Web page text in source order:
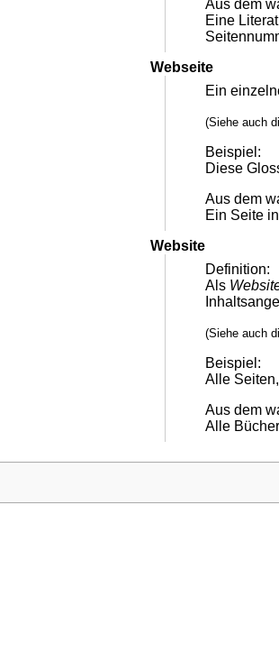
Aus dem
Eine
Webseite
Ein
(Siehe auch
Beispiel:
Diese
Aus dem
Ein Seite
Website
Definition:
Als
(Siehe auch
Beispiel:
Alle
Aus dem
Alle